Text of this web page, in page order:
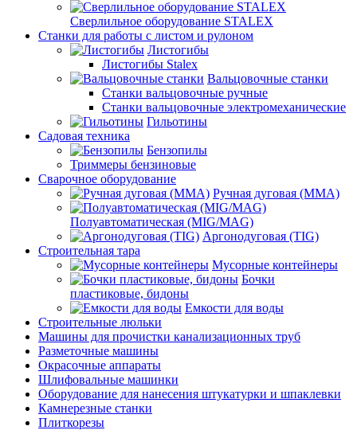
Сверлильное оборудование STALEX
Станки для работы с листом и рулоном
Листогибы
Листогибы Stalex
Вальцовочные станки
Станки вальцовочные ручные
Станки вальцовочные электромеханические
Гильотины
Садовая техника
Бензопилы
Триммеры бензиновые
Сварочное оборудование
Ручная дуговая (MMA)
Полуавтоматическая (MIG/MAG)
Аргонодуговая (TIG)
Строительная тара
Мусорные контейнеры
Бочки
пластиковые, бидоны
Емкости для воды
Строительные люльки
Машины для прочистки канализационных труб
Разметочные машины
Окрасочные аппараты
Шлифовальные машинки
Оборудование для нанесения штукатурки и шпаклевки
Камнерезные станки
Плиткорезы